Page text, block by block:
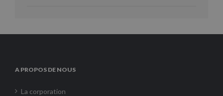
A PROPOS DE NOUS
La corporation